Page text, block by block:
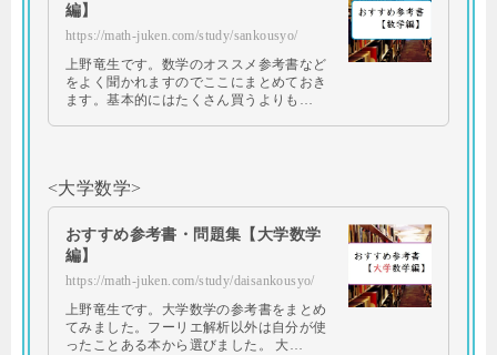
編】
https://math-juken.com/study/sankousyo/
上野竜生です。数学のオススメ参考書など
をよく聞かれますのでここにまとめておき
ます。基本的にはたくさん買うよりも…
<大学数学>
おすすめ参考書・問題集【大学数学
編】
https://math-juken.com/study/daisankousyo/
上野竜生です。大学数学の参考書をまとめ
てみました。フーリエ解析以外は自分が使
ったことある本から選びました。 大…